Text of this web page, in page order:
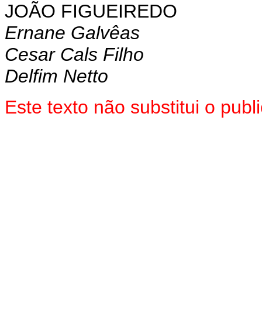
JOÃO FIGUEIREDO
Ernane Galvêas
Cesar Cals Filho
Delfim Netto
Este texto não substitui o